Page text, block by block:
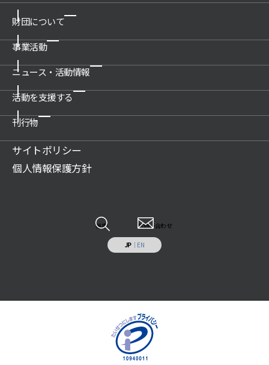
財団について
ご挨拶
概要
沿革
関連団体
アクセス
事業活動
博物館の運営管理・プロデュース
科学技術館
所沢航空発祥記念館
展示物の貸出（巡回展示物）
科学技術系人材の育成
情報システムの受託開発と運用業務
ニュース・活動情報
新着情報一覧
プレスリリース
活動情報
広報誌記事
活動を支援する
ご支援のお願い
賛助会について
ご遺贈のご案内
刊行物
財団案内
JSF TODAY
サイトポリシー
個人情報保護方針
JP｜ EN
検索 お問い合わせ